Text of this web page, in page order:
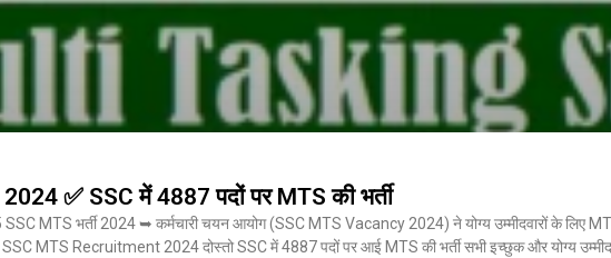
✅ SSC में 4887 पदों पर MTS की भर्ती
MTS भर्ती 2024 ➥ कर्मचारी चयन आयोग (SSC MTS Vacancy 2024) ने योग्य उम्मीदवारों के लिए
SSC MTS Recruitment 2024 दोस्तो SSC में 4887 पदों पर आई MTS की भर्ती सभी इच्छुक और योग्य